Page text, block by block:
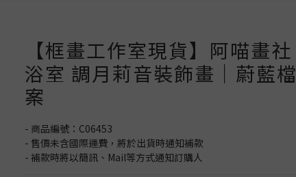
【框畫工作室現貨】阿喵畫社
浴室 調月莉音裝飾畫｜蔚藍檔
案
- 商品編號：C06453
- 售價未含國際運費，將於出貨時通知補款
- 補款時將以簡訊、Mail等方式通知訂購人